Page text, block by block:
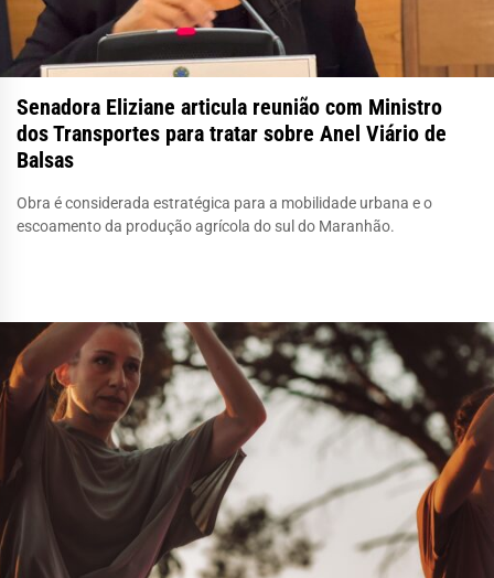
Senadora Eliziane articula reunião com Ministro
dos Transportes para tratar sobre Anel Viário de
Balsas
Obra é considerada estratégica para a mobilidade urbana e o
escoamento da produção agrícola do sul do Maranhão.